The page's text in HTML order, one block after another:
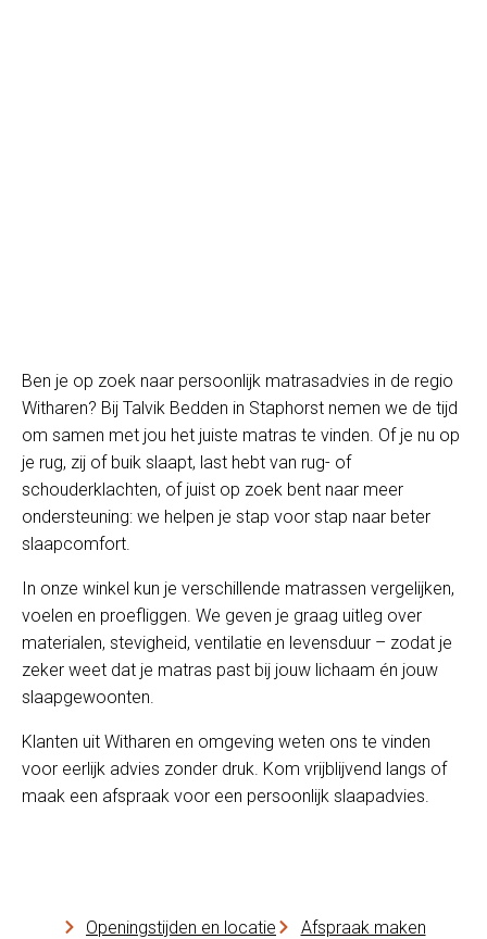
Ben je op zoek naar persoonlijk matrasadvies in de regio
Witharen? Bij Talvik Bedden in Staphorst nemen we de tijd
om samen met jou het juiste matras te vinden. Of je nu op
je rug, zij of buik slaapt, last hebt van rug- of
schouderklachten, of juist op zoek bent naar meer
ondersteuning: we helpen je stap voor stap naar beter
slaapcomfort.
In onze winkel kun je verschillende matrassen vergelijken,
voelen en proefliggen. We geven je graag uitleg over
materialen, stevigheid, ventilatie en levensduur – zodat je
zeker weet dat je matras past bij jouw lichaam én jouw
slaapgewoonten.
Klanten uit Witharen en omgeving weten ons te vinden
voor eerlijk advies zonder druk. Kom vrijblijvend langs of
maak een afspraak voor een persoonlijk slaapadvies.
Openingstijden en locatie
Afspraak maken